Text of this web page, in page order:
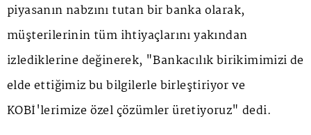
piyasanın nabzını tutan bir banka olarak,
müşterilerinin tüm ihtiyaçlarını yakından
izlediklerine değinerek, "Bankacılık birikimimizi de
elde ettiğimiz bu bilgilerle birleştiriyor ve
KOBİ'lerimize özel çözümler üretiyoruz" dedi.